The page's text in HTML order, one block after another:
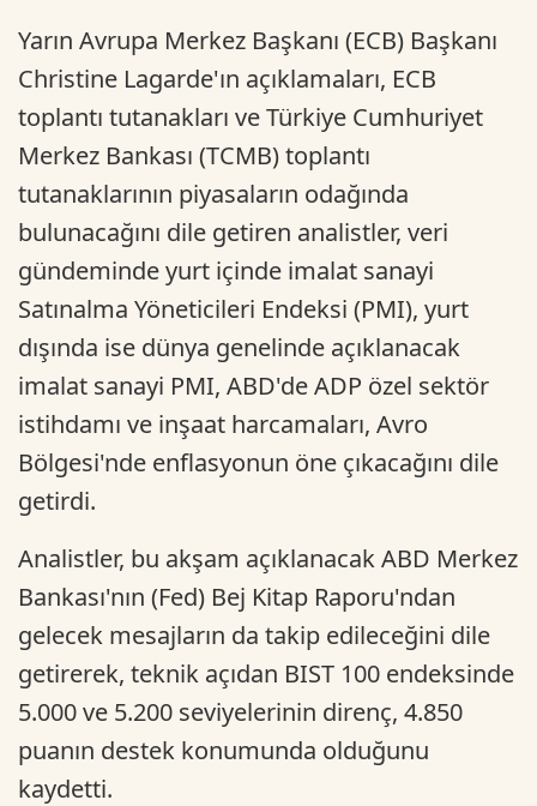
Yarın Avrupa Merkez Başkanı (ECB) Başkanı
Christine Lagarde'ın açıklamaları, ECB
toplantı tutanakları ve Türkiye Cumhuriyet
Merkez Bankası (TCMB) toplantı
tutanaklarının piyasaların odağında
bulunacağını dile getiren analistler, veri
gündeminde yurt içinde imalat sanayi
Satınalma Yöneticileri Endeksi (PMI), yurt
dışında ise dünya genelinde açıklanacak
imalat sanayi PMI, ABD'de ADP özel sektör
istihdamı ve inşaat harcamaları, Avro
Bölgesi'nde enflasyonun öne çıkacağını dile
getirdi.
Analistler, bu akşam açıklanacak ABD Merkez
Bankası'nın (Fed) Bej Kitap Raporu'ndan
gelecek mesajların da takip edileceğini dile
getirerek, teknik açıdan BIST 100 endeksinde
5.000 ve 5.200 seviyelerinin direnç, 4.850
puanın destek konumunda olduğunu
kaydetti.